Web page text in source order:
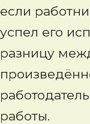
если
успел его
разницу
работы.